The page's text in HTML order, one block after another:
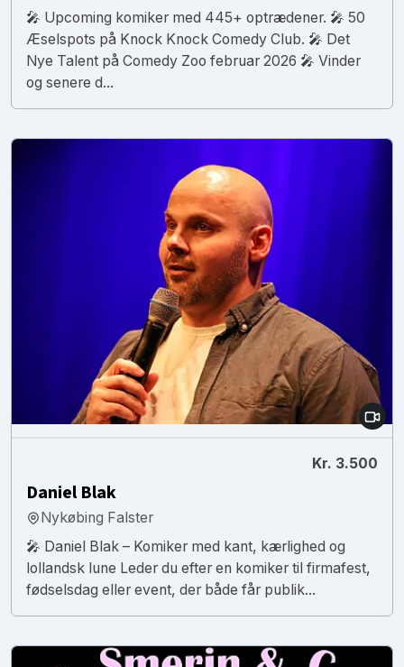
🎤 Upcoming komiker med 445+ optrædener. 🎤 50
Æselspots på Knock Knock Comedy Club. 🎤 Det
Nye Talent på Comedy Zoo februar 2026 🎤 Vinder
og senere d...
Kr. 3.500
Daniel Blak
Nykøbing Falster
🎤 Daniel Blak – Komiker med kant, kærlighed og
lollandsk lune Leder du efter en komiker til firmafest,
fødselsdag eller event, der både får publik...